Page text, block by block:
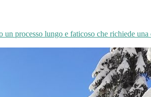
processo lungo e faticoso che richiede